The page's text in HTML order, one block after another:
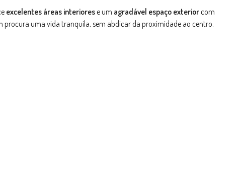
excelentes áreas interiorese um agradável espaço exteriorcom
uma vida tranquila, sem abdicar da proximidade ao centro.